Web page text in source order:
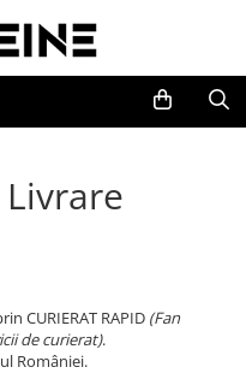
CURIERAT RAPID (Fan
de curierat).
României.